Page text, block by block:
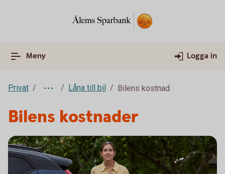
Meny Logga in
Privat Låna till bil Bilens kostnad
Bilens kostnader